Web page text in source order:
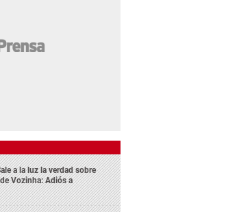
a la luz la verdad sobre
Vozinha: Adiós a